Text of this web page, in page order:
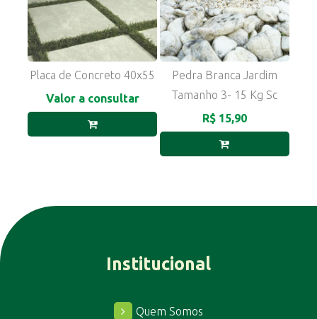
Placa de Concreto 40x55
Valor a consultar
Pedra Branca Jardim
Tamanho 3- 15 Kg Sc
R$ 15,90
Institucional
Quem Somos